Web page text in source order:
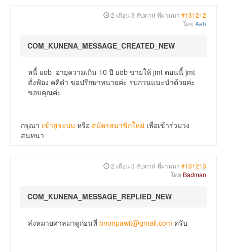
2 เดือน 3 สัปดาห์ ที่ผ่านมา #131212
โดย Aeh
COM_KUNENA_MESSAGE_CREATED_NEW
หนี้ uob อายุความเกิน 10 ปี uob ขายให้ jmt ตอนนี้ jmt
สั่งฟ้อง คดีดำ ขอปรึกษาทนายค่ะ รบกวนแนะนำด้วยค่ะ
ขอบคุณค่ะ
กรุณา เข้าสู่ระบบ หรือ สมัครสมาชิกใหม่ เพื่อเข้าร่วมวง
สนทนา
2 เดือน 3 สัปดาห์ ที่ผ่านมา #131213
โดย Badman
COM_KUNENA_MESSAGE_REPLIED_NEW
ส่งหมายศาลมาดูก่อนที่ bnonpawit@gmail.com ครับ